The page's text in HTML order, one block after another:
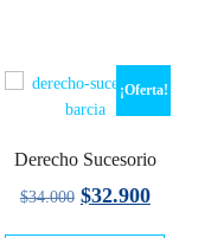
¡Oferta!
Derecho Sucesorio
$34.000 El
$32.900El